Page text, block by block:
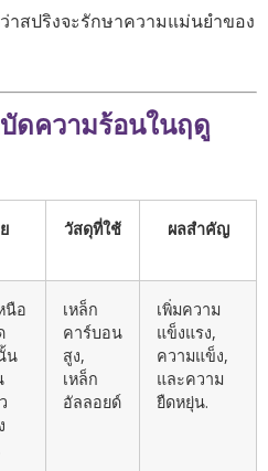
สปริงจะรักษาความแม่นยำของ
ดความร้อนในฤดู
วัสดุที่ใช้ ผลสำคัญ
นือ
น
เหล็ก
คาร์บอน
สูง,
เหล็ก
อัลลอยด์
เพิ่มความ
แข็งแรง,
ความแข็ง,
และความ
ยืดหยุ่น.